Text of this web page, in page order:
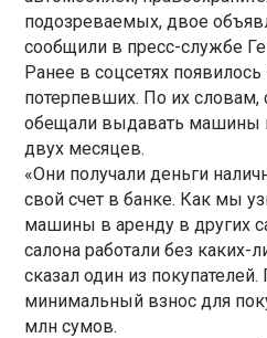
подозреваемых, двое
сообщили в пресс-службе
Ранее в соцсетях
потерпевших. По их словам,
обещали выдавать машины
двух месяцев.
«Они получали деньги
свой счет в банке. Как мы
машины в аренду в других
салона работали без каких-
сказал один из
минимальный взнос для
млн сумов.